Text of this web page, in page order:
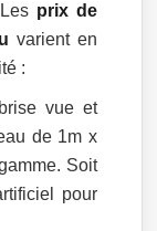
prix de
varient en
:
vue et
de 1m x
Soit
pour